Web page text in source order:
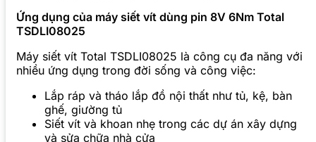
Ứng dụng của máy siết vít dùng pin 8V 6Nm Total
TSDLI08025
Máy siết vít Total TSDLI08025 là công cụ đa năng với
nhiều ứng dụng trong đời sống và công việc:
Lắp ráp và tháo lắp đồ nội thất như tủ, kệ, bàn
ghế, giường tủ
Siết vít và khoan nhẹ trong các dự án xây dựng
và sửa chữa nhà cửa